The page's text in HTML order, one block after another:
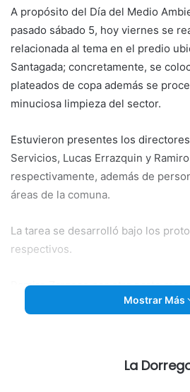
A propósito del Día del Medio
pasado sábado 5, hoy viernes se
relacionada al tema en el predio
Santagada; concretamente, se
plateados de copa además se
minuciosa limpieza del sector.
Estuvieron presentes los
Servicios, Lucas Errazquin y
respectivamente, además de
áreas de la comuna.
La tarea se desarrolló bajo los
respectivos.
Ramiro Zarzoso por otra parte
trabajando para gestionar los
oportunamente. (11-06-21).
Mostrar Más
La